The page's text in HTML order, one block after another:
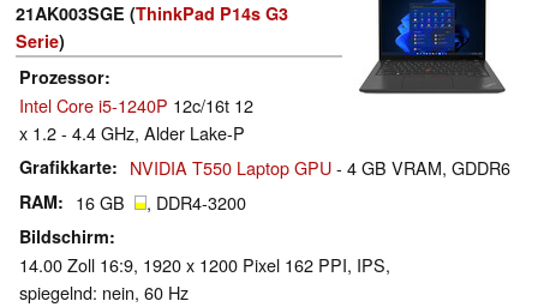
21AK003SGE (ThinkPad P14s G3
Serie)
Prozessor
Intel Core i5-1240P 12c/16t 12
x 1.2 - 4.4 GHz, Alder Lake-P
Grafikkarte NVIDIA T550 Laptop GPU- 4 GB VRAM, GDDR6
RAM 16 GB , DDR4-3200
Bildschirm
14.00 Zoll 16:9, 1920 x 1200 Pixel 162 PPI, IPS,
spiegelnd: nein, 60 Hz